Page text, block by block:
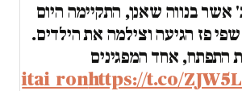
אשר בנווה שאנן, התקיימה היום
פז הגיעה וצילמה את הילדים.
התפתח, אחד המפגינים
https://t.co/